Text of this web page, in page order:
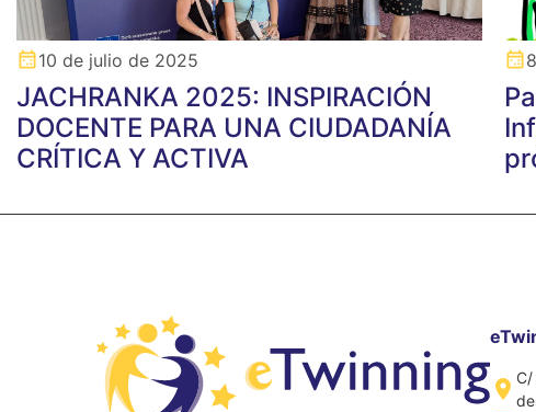
10 de julio de 2025
JACHRANKA 2025: INSPIRACIÓN
DOCENTE PARA UNA CIUDADANÍA
CRÍTICA Y ACTIVA